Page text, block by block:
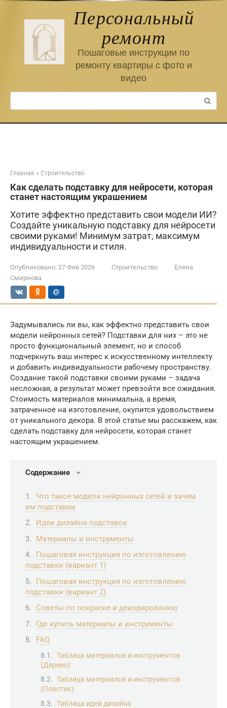
Персональный
ремонт
Пошаговые инструкции по
ремонту квартиры с фото и
видео
Поиск:
Главная » Строительство
Как сделать подставку для нейросети, которая
станет настоящим украшением
Хотите эффектно представить свои модели ИИ?
Создайте уникальную подставку для нейросети
своими руками! Минимум затрат, максимум
индивидуальности и стиля.
Опубликовано: 27 Фев 2026 Строительство
Елена
Смирнова
Задумывались ли вы, как эффектно представить свои
модели нейронных сетей? Подставки для них – это не
просто функциональный элемент, но и способ
подчеркнуть ваш интерес к искусственному интеллекту
и добавить индивидуальности рабочему пространству.
Создание такой подставки своими руками – задача
несложная, а результат может превзойти все ожидания.
Стоимость материалов минимальна, а время,
затраченное на изготовление, окупится удовольствием
от уникального декора. В этой статье мы расскажем, как
сделать подставку для нейросети, которая станет
настоящим украшением.
Содержание
Что такое модели нейронных сетей и зачем
им подставки
Идеи дизайна подставок
Материалы и инструменты
Пошаговая инструкция по изготовлению
подставки (вариант 1)
Пошаговая инструкция по изготовлению
подставки (вариант 2)
Советы по покраске и декорированию
Где купить материалы и инструменты
FAQ
Таблица материалов и инструментов
(Дерево)
Таблица материалов и инструментов
(Пластик)
Таблица идей дизайна